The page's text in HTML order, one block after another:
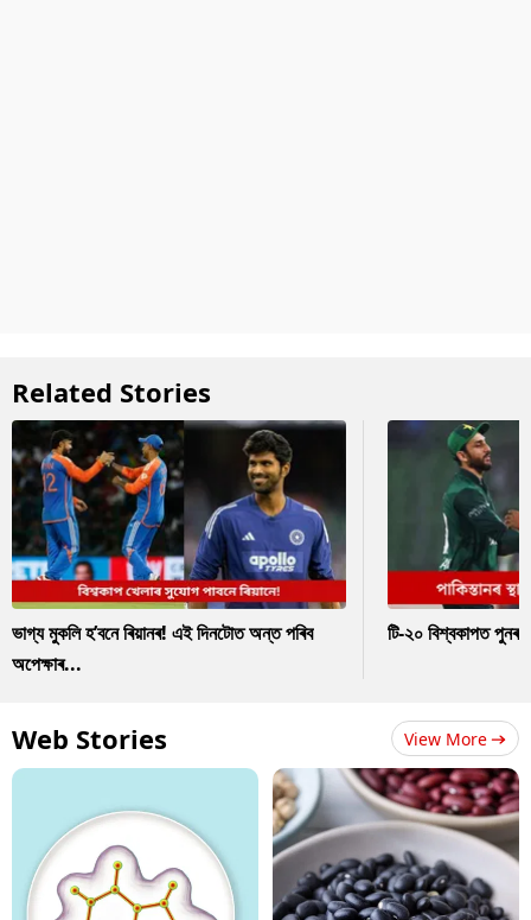
Related Stories
ভাগ্য মুকলি হ’বনে ৰিয়ানৰ! এই দিনটোত অন্ত পৰিব
অপেক্ষাৰ...
টি-২০ বিশ্বকাপত পুনৰ
Web Stories View More